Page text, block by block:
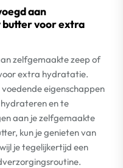
aan
voor extra
zelfgemaakte zeep of
extra hydratatie.
eigenschappen
hydrateren en te
aan je zelfgemaakte
kun je genieten van
je tegelijkertijd een